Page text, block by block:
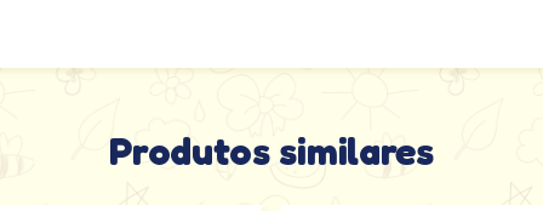
Produtos similares